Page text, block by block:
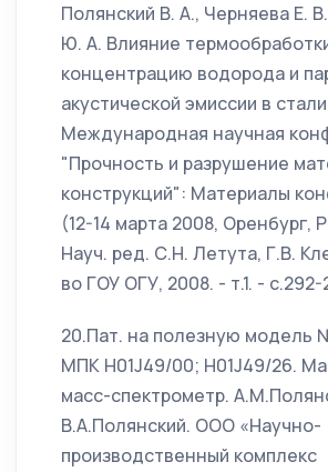
Полянский В. А., Черняева Е.
Ю. А. Влияние
концентрацию водорода и
акустической эмиссии в
Международная научная
"Прочность и разрушение
конструкций": Материалы
(12-14 марта 2008, Оренбург,
Науч. ред. С.Н. Летута, Г.В.
во ГОУ ОГУ, 2008. - т.1. - с.292-
20.Пат. на полезную модель
МПК H01J49/00; H01J49/26.
масс-спектрометр.
В.А.Полянский. ООО «Научно-
производственный комплекс